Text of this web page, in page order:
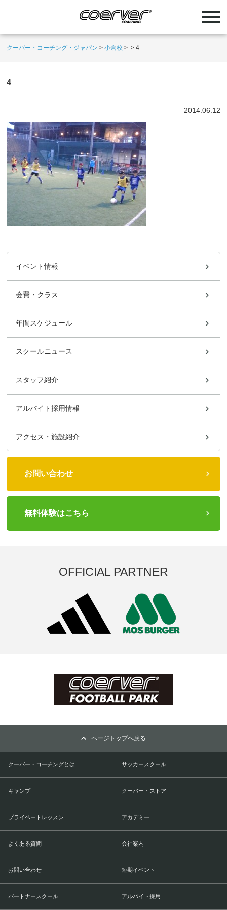
クーバー・コーチング・ジャパン >小倉校 > >4
4
2014.06.12
イベント情報
会費・クラス
年間スケジュール
スクールニュース
スタッフ紹介
アルバイト採用情報
アクセス・施設紹介
お問い合わせ
無料体験はこちら
OFFICIAL PARTNER
ページトップへ戻る
クーバー・コーチングとは サッカースクール
キャンプ クーバー・ストア
プライベートレッスン アカデミー
よくある質問 会社案内
お問い合わせ 短期イベント
パートナースクール アルバイト採用